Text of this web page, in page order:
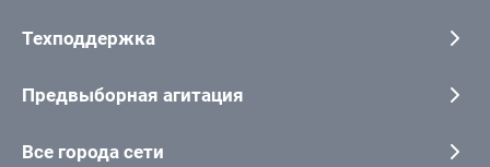
Техподдержка
Предвыборная агитация
Все города сети